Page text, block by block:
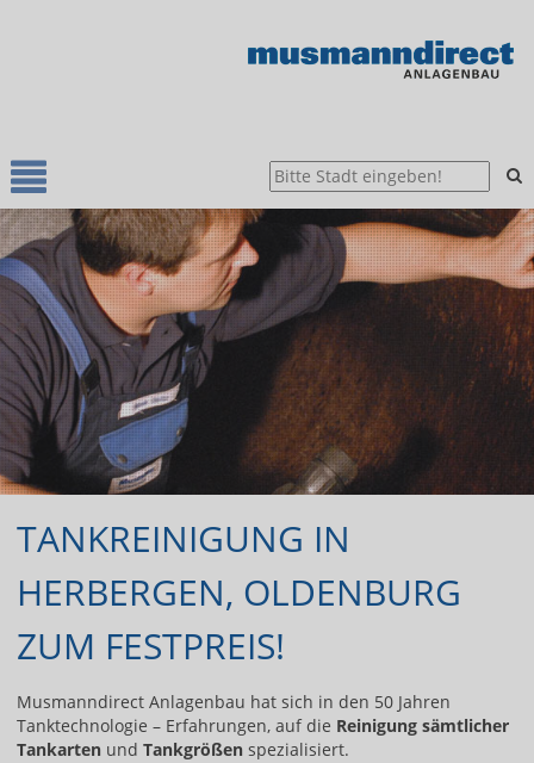
TANKREINIGUNG IN
HERBERGEN, OLDENBURG
ZUM FESTPREIS!
Musmanndirect Anlagenbau hat sich in den 50 Jahren
Tanktechnologie – Erfahrungen, auf die Reinigung sämtlicher
Tankarten und Tankgrößen spezialisiert.